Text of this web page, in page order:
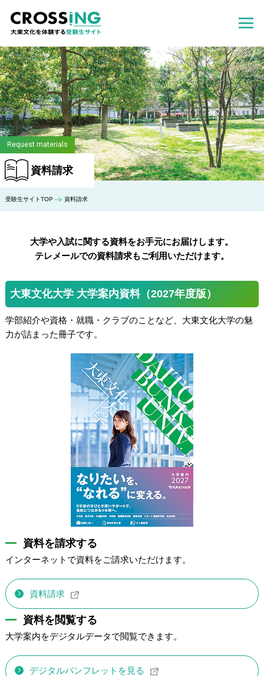
Request materials
資料請求
受験生サイトTOP 資料請求
大学や入試に関する資料をお手元にお届けします。
テレメールでの資料請求もご利用いただけます。
大東文化大学 大学案内資料（2027年度版）
学部紹介や資格・就職・クラブのことなど、大東文化大学の魅
力が詰まった冊子です。
資料を請求する
インターネットで資料をご請求いただけます。
資料請求
資料を閲覧する
大学案内をデジタルデータで閲覧できます。
デジタルパンフレットを見る